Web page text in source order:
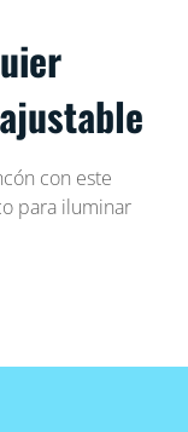
con este
para iluminar